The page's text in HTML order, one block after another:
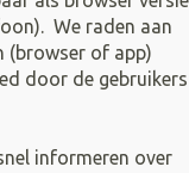
We raden aan
(browser of app)
door de gebruikers
informeren over